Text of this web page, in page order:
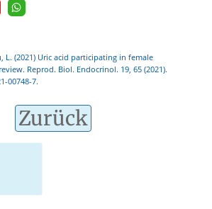
L. (2021) Uric acid participating in female
Reprod. Biol. Endocrinol. 19, 65 (2021).
00748-7.
Zurück